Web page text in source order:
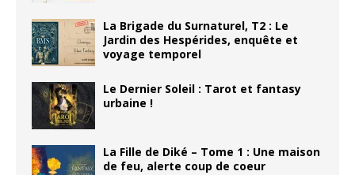
La Brigade du Surnaturel, T2 : Le
Jardin des Hespérides, enquête et
voyage temporel
Le Dernier Soleil : Tarot et fantasy
urbaine !
La Fille de Diké – Tome 1 : Une maison
de feu, alerte coup de coeur